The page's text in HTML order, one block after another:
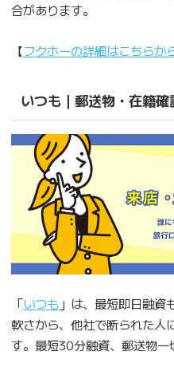
合があります。
【フクホーの詳細はこちらか
いつも｜郵送物・在籍
「いつも」は、最短即日融資
軟さから、他社で断られた人
す。最短30分融資、郵送物一